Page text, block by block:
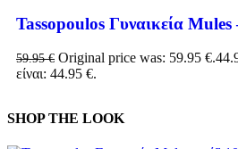
Tassopoulos Γυναικεία Mules
59.95€ Original price was: 59.95 €.
είναι: 44.95 €.
SHOP THE LOOK